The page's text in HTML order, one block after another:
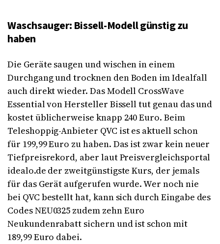
Waschsauger: Bissell-Modell günstig zu
haben
Die Geräte saugen und wischen in einem
Durchgang und trocknen den Boden im Idealfall
auch direkt wieder. Das Modell CrossWave
Essential von Hersteller Bissell tut genau das und
kostet üblicherweise knapp 240 Euro. Beim
Teleshoppig-Anbieter QVC ist es aktuell schon
für 199,99 Euro zu haben. Das ist zwar kein neuer
Tiefpreisrekord, aber laut Preisvergleichsportal
idealo.de der zweitgünstigste Kurs, der jemals
für das Gerät aufgerufen wurde. Wer noch nie
bei QVC bestellt hat, kann sich durch Eingabe des
Codes NEU0325 zudem zehn Euro
Neukundenrabatt sichern und ist schon mit
189,99 Euro dabei.